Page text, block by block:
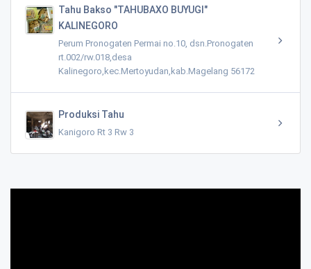
Tahu Bakso "TAHUBAXO BUYUGI"
KALINEGORO
Perum Pronogaten Permai no.10, dsn.Pronogaten
rt.002/rw.018,desa
Kalinegoro,kec.Mertoyudan,kab.Magelang 56172
Produksi Tahu
Kanigoro Rt 3 Rw 3